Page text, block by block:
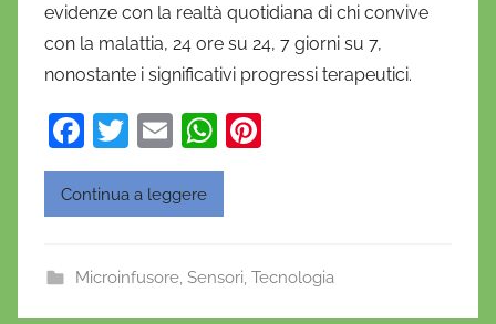
i
e
l
D
f
evidenze con la realtà quotidiana di chi convive
con la malattia, 24 ore su 24, 7 giorni su 7,
nonostante i significativi progressi terapeutici.
F
a
c
b
T
w
itt
E
m
ai
W
h
A st
Continua a leggere
Microinfusore, Sensori, Tecnologia